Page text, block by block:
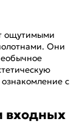
ощутимыми
Они
с
входных